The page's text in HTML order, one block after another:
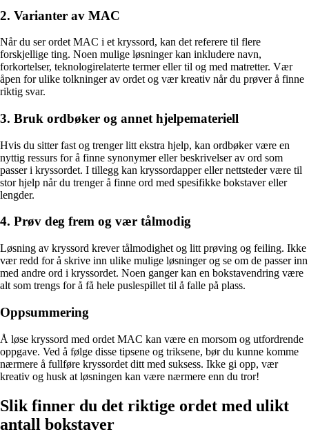
2. Varianter av MAC
Når du ser ordet MAC i et kryssord, kan det referere til flere
forskjellige ting. Noen mulige løsninger kan inkludere navn,
forkortelser, teknologirelaterte termer eller til og med matretter. Vær
åpen for ulike tolkninger av ordet og vær kreativ når du prøver å finne
riktig svar.
3. Bruk ordbøker og annet hjelpemateriell
Hvis du sitter fast og trenger litt ekstra hjelp, kan ordbøker være en
nyttig ressurs for å finne synonymer eller beskrivelser av ord som
passer i kryssordet. I tillegg kan kryssordapper eller nettsteder være til
stor hjelp når du trenger å finne ord med spesifikke bokstaver eller
lengder.
4. Prøv deg frem og vær tålmodig
Løsning av kryssord krever tålmodighet og litt prøving og feiling. Ikke
vær redd for å skrive inn ulike mulige løsninger og se om de passer inn
med andre ord i kryssordet. Noen ganger kan en bokstavendring være
alt som trengs for å få hele puslespillet til å falle på plass.
Oppsummering
Å løse kryssord med ordet MAC kan være en morsom og utfordrende
oppgave. Ved å følge disse tipsene og triksene, bør du kunne komme
nærmere å fullføre kryssordet ditt med suksess. Ikke gi opp, vær
kreativ og husk at løsningen kan være nærmere enn du tror!
Slik finner du det riktige ordet med ulikt
antall bokstaver